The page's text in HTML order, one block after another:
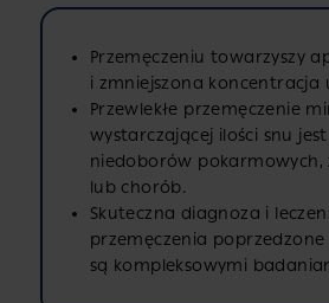
Przemęczeniu towarzyszy
i zmniejszona koncentracja
Przewlekłe przemęczenie
wystarczającej ilości snu
niedoborów pokarmowych,
lub chorób.
Skuteczna diagnoza i
przemęczenia poprzedzone
są kompleksowymi